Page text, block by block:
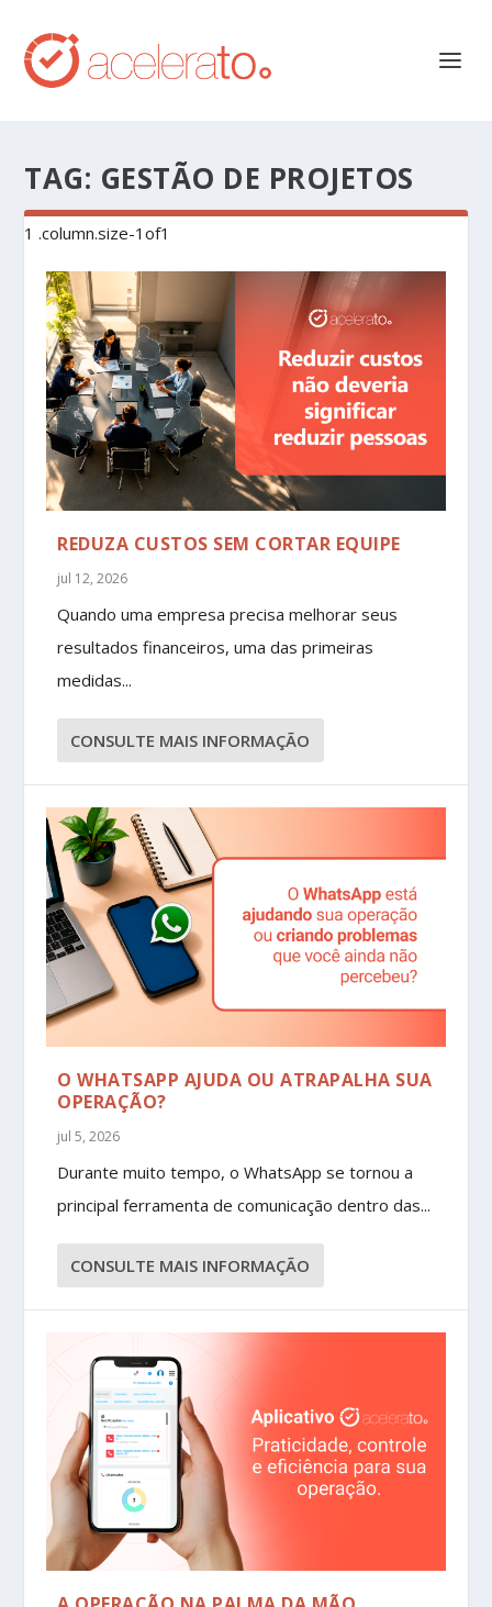
TAG: GESTÃO DE PROJETOS
REDUZA CUSTOS SEM CORTAR EQUIPE
jul 12, 2026
Quando uma empresa precisa melhorar seus
resultados financeiros, uma das primeiras
medidas...
CONSULTE MAIS INFORMAÇÃO
O WHATSAPP AJUDA OU ATRAPALHA SUA
OPERAÇÃO?
jul 5, 2026
Durante muito tempo, o WhatsApp se tornou a
principal ferramenta de comunicação dentro das...
CONSULTE MAIS INFORMAÇÃO